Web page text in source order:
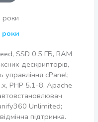
роки
SSD 0.5 ГБ, RAM
дескрипторів,
управління cPanel;
PHP 5.1-8, Apache
Unlimited;
підтримка.